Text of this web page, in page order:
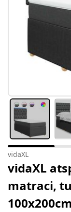
vidaXL
vidaXL
matraci,
100x200cm